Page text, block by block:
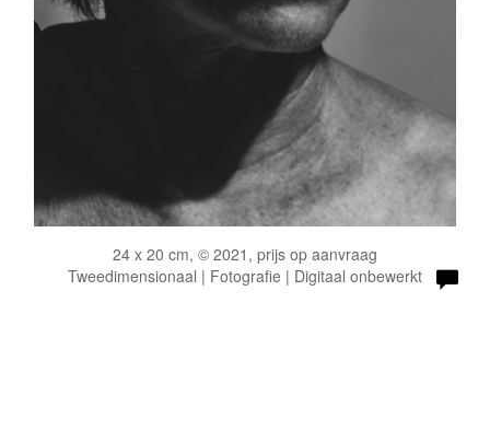
24 x 20 cm, © 2021, prijs op aanvraag
Tweedimensionaal | Fotografie | Digitaal onbewerkt